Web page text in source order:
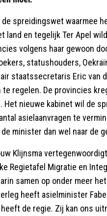
de spreidingswet waarmee
land en tegelijk Ter Apel
volgens haar gewoon
statushouders,
staatssecretaris Eric van
te regelen. De provincies
Het nieuwe kabinet wil de
asielaanvragen te
minister dan wel naar de
Klijnsma
Regietafel Migratie en
samen op onder meer
heeft asielminister
de regie. Zij kan ons